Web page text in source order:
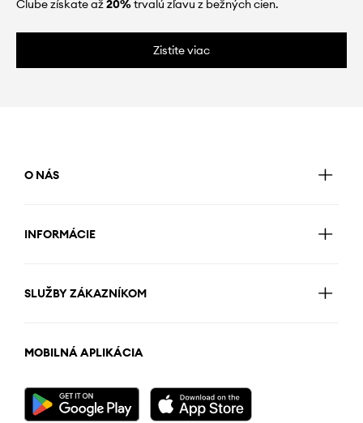
Clube získate až20%trvalú zľavu z bežných cien.
Zistite viac
O NÁS
INFORMÁCIE
SLUŽBY ZÁKAZNÍKOM
MOBILNÁ APLIKÁCIA